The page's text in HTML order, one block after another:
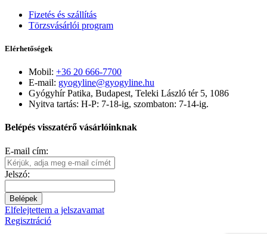
Fizetés és szállítás
Törzsvásárlói program
Elérhetőségek
Mobil: +36 20 666-7700
E-mail: gyogyline@gyogyline.hu
Gyógyhír Patika, Budapest, Teleki László tér 5, 1086
Nyitva tartás: H-P: 7-18-ig, szombaton: 7-14-ig.
Belépés visszatérő vásárlóinknak
E-mail cím:
Jelszó:
Belépek
Elfelejtettem a jelszavamat
Regisztráció